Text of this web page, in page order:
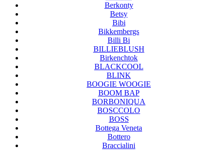
Berkonty
Betsy
Bibi
Bikkembergs
Billi Bi
BILLIEBLUSH
Birkenchtok
BLACKCOOL
BLINK
BOOGIE WOOGIE
BOOM BAP
BORBONIQUA
BOSCCOLO
BOSS
Bottega Veneta
Bottero
Braccialini